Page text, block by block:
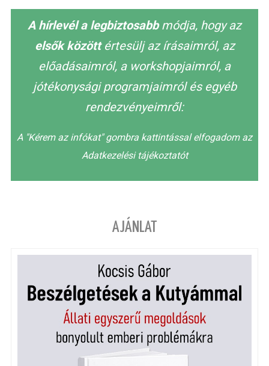
A hírlevél a legbiztosabbmódja, hogy az
elsők közöttértesülj az írásaimról, az
előadásaimról, a workshopjaimról, a
jótékonysági programjaimról és egyéb
rendezvényeimről:
A "Kérem az infókat" gombra kattintással elfogadom az
Adatkezelési tájékoztatót
AJÁNLAT